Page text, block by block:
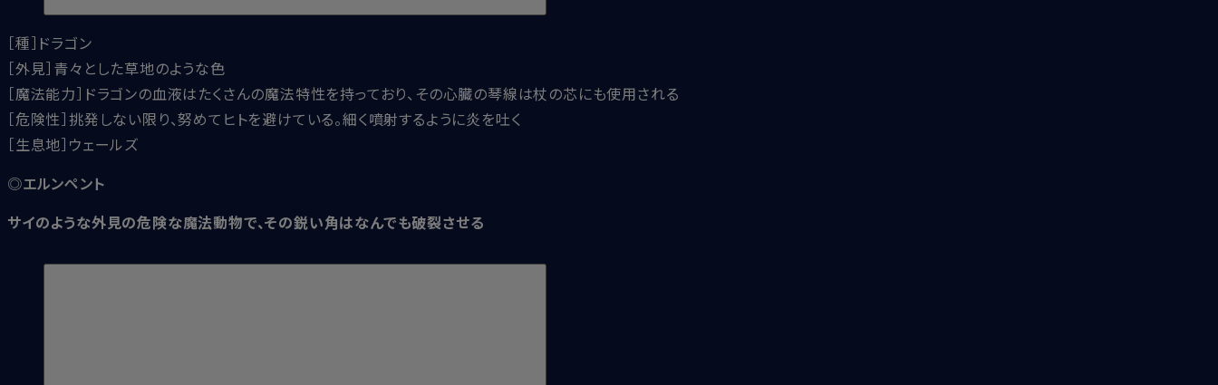
［種］ドラゴン
［外見］青々とした草地のような色
［魔法能力］ドラゴンの血液はたくさんの魔法特性を持っており、その心臓の琴線は杖の芯にも使用される
［危険性］挑発しない限り、努めてヒトを避けている。細く噴射するように炎を吐く
［生息地］ウェールズ
◎エルンペント
サイのような外見の危険な魔法動物で、その鋭い角はなんでも破裂させる